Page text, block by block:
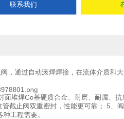
联系我们
，通过自动滚焊焊接，在流体介质和
堆焊Co基硬质合金、耐磨、耐腐、抗
截止阀双重密封，性能更可靠； 5、
工程需要。